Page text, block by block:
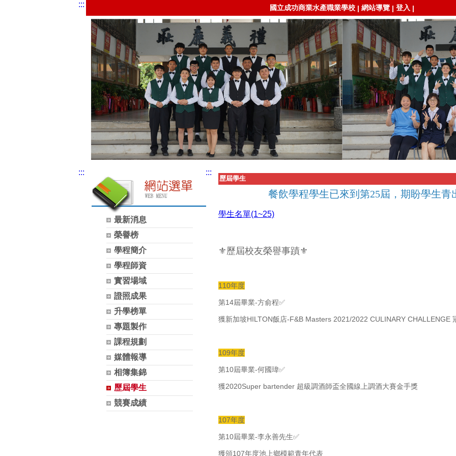
::: 國立成功商業水產職業學校 | 網站導覽 | 登入 |
:::
最新消息
榮譽榜
學程簡介
學程師資
實習場域
證照成果
升學榜單
專題製作
課程規劃
媒體報導
相簿集錦
歷屆學生
競賽成績
:::
歷屆學生
餐飲學程學生已來到第25屆，期盼學生青
學生名單(1~25)
⚜️歷屆校友榮譽事蹟⚜️
110年度
第14屆畢業-方俞程✅
獲新加坡HILTON飯店-F&B Masters 2021/2022 CULINARY CHALLENGE
109年度
第10屆畢業-何國瑋✅
獲2020Super bartender 超級調酒師盃全國線上調酒大賽金手獎
107年度
第10屆畢業-李永善先生✅
獲頒107年度池上鄉模範青年代表